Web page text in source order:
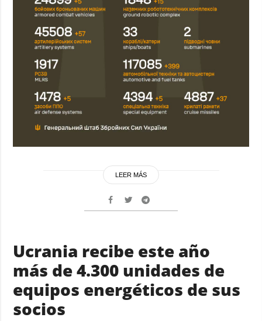
LEER MÁS
Ucrania recibe este año
más de 4.300 unidades de
equipos energéticos de sus
socios